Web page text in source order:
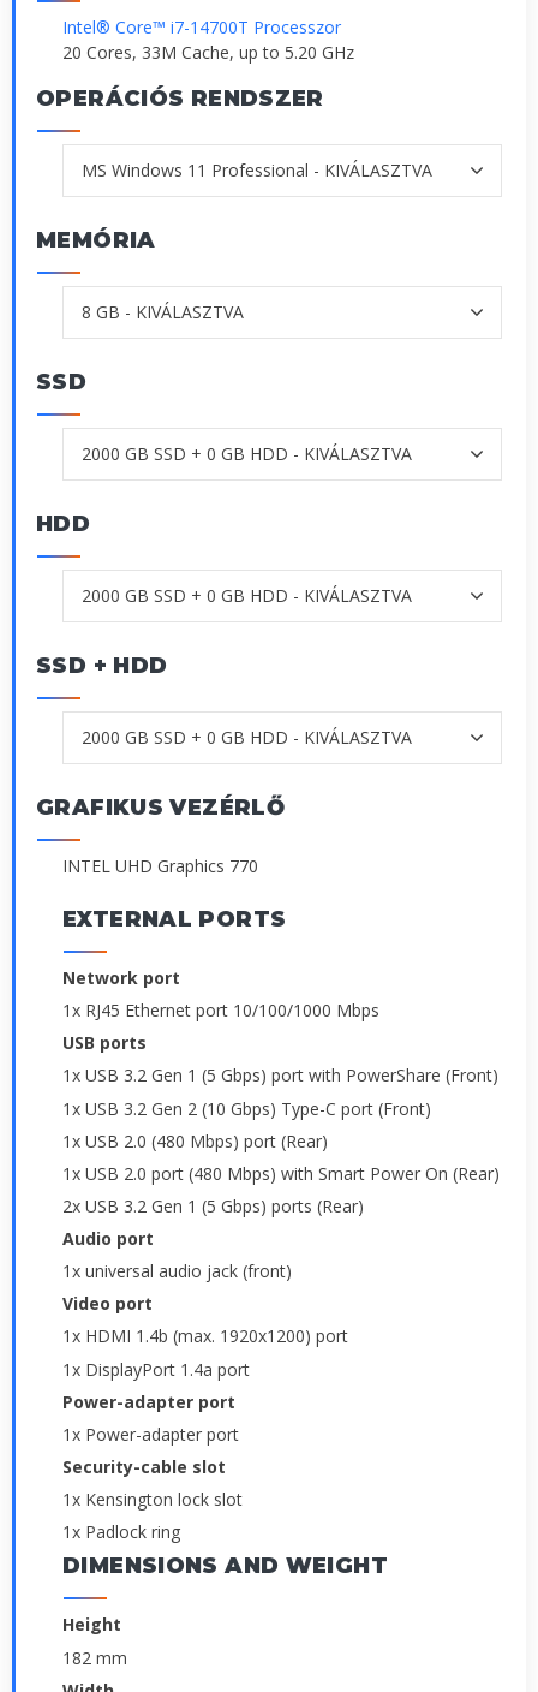
Intel® Core™ i7-14700T Processzor
20 Cores, 33M Cache, up to 5.20 GHz
OPERÁCIÓS RENDSZER
MEMÓRIA
SSD
HDD
SSD + HDD
GRAFIKUS VEZÉRLŐ
INTEL UHD Graphics 770
EXTERNAL PORTS
Network port
1x RJ45 Ethernet port 10/100/1000 Mbps
USB ports
1x USB 3.2 Gen 1 (5 Gbps) port with PowerShare (Front)
1x USB 3.2 Gen 2 (10 Gbps) Type-C port (Front)
1x USB 2.0 (480 Mbps) port (Rear)
1x USB 2.0 port (480 Mbps) with Smart Power On (Rear)
2x USB 3.2 Gen 1 (5 Gbps) ports (Rear)
Audio port
1x universal audio jack (front)
Video port
1x HDMI 1.4b (max. 1920x1200) port
1x DisplayPort 1.4a port
Power-adapter port
1x Power-adapter port
Security-cable slot
1x Kensington lock slot
1x Padlock ring
DIMENSIONS AND WEIGHT
Height
182 mm